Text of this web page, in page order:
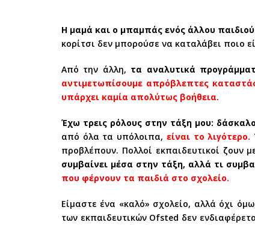
Η μαμά και ο μπαμπάς ενός άλλου
κορίτσι δεν μπορούσε να καταλάβει ποιο
Από την άλλη, τα αναλυτικά
αντιμετωπίσουμε απρόβλεπτες
υπάρχει καμία απολύτως βοήθεια.
Έχω τρεις ρόλους στην τάξη μου:
από όλα τα υπόλοιπα, είναι το λιγότερο.
προβλέπουν. Πολλοί εκπαιδευτικοί
συμβαίνει μέσα στην τάξη, αλλά τι
που φέρνουν τα παιδιά στο σχολείο.
Είμαστε ένα «καλό» σχολείο, αλλά όχι
των εκπαιδευτικών Ofsted δεν